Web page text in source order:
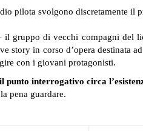
pilota svolgono discretamente il
il gruppo di vecchi compagni del
story in corso d’opera destinata
con i giovani protagonisti.
il punto interrogativo circa
pena guardare.